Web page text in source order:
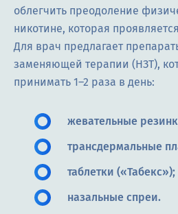
облегчить преодоление
никотине, которая
Для врач предлагает
заменяющей терапии (НЗТ),
принимать 1–2 раза в день:
жевательные
трансдермальные
таблетки («Табекс»);
назальные спреи.